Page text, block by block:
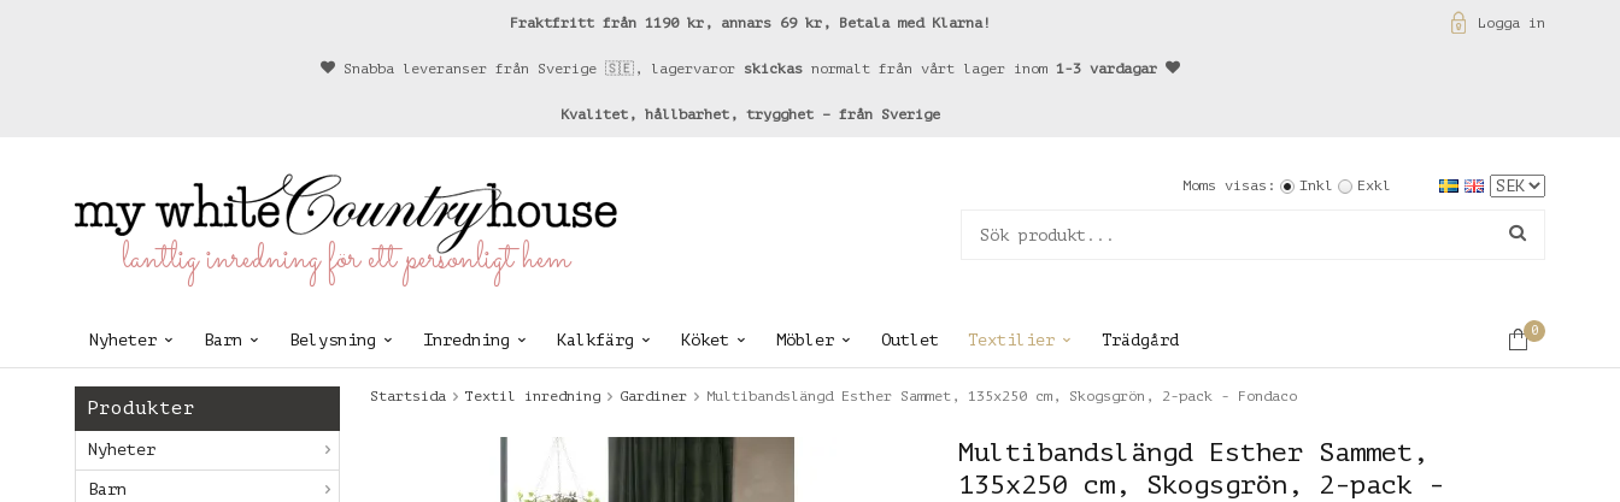
Logga in
Fraktfritt från 1190 kr, annars 69 kr, Betala med Klarna!
Snabba leveranser från Sverige 🇸🇪, lagervaror skickas normalt från vårt lager inom 1-3 vardagar
Kvalitet, hållbarhet, trygghet – från Sverige
lantlig inredning för ett personligt hem
Moms visas: Inkl Exkl
Nyheter Barn Belysning Inredning Kalkfärg Köket Möbler Outlet Textilier Trädgård
0
Produkter
Nyheter
Barn
Startsida Textil inredning Gardiner Multibandslängd Esther Sammet, 135x250 cm, Skogsgrön, 2-pack - Fondaco
Multibandslängd Esther Sammet,
135x250 cm, Skogsgrön, 2-pack -